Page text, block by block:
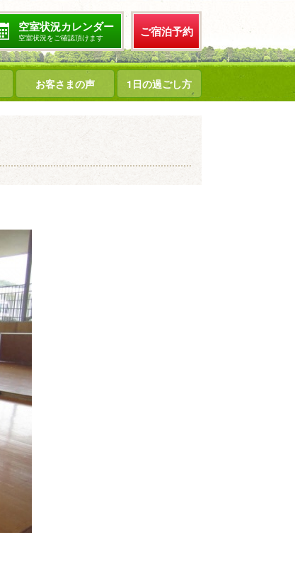
空室状況カレンダー
空室状況をご確認頂けます ご宿泊予約
お客さまの声 1日の過ごし方